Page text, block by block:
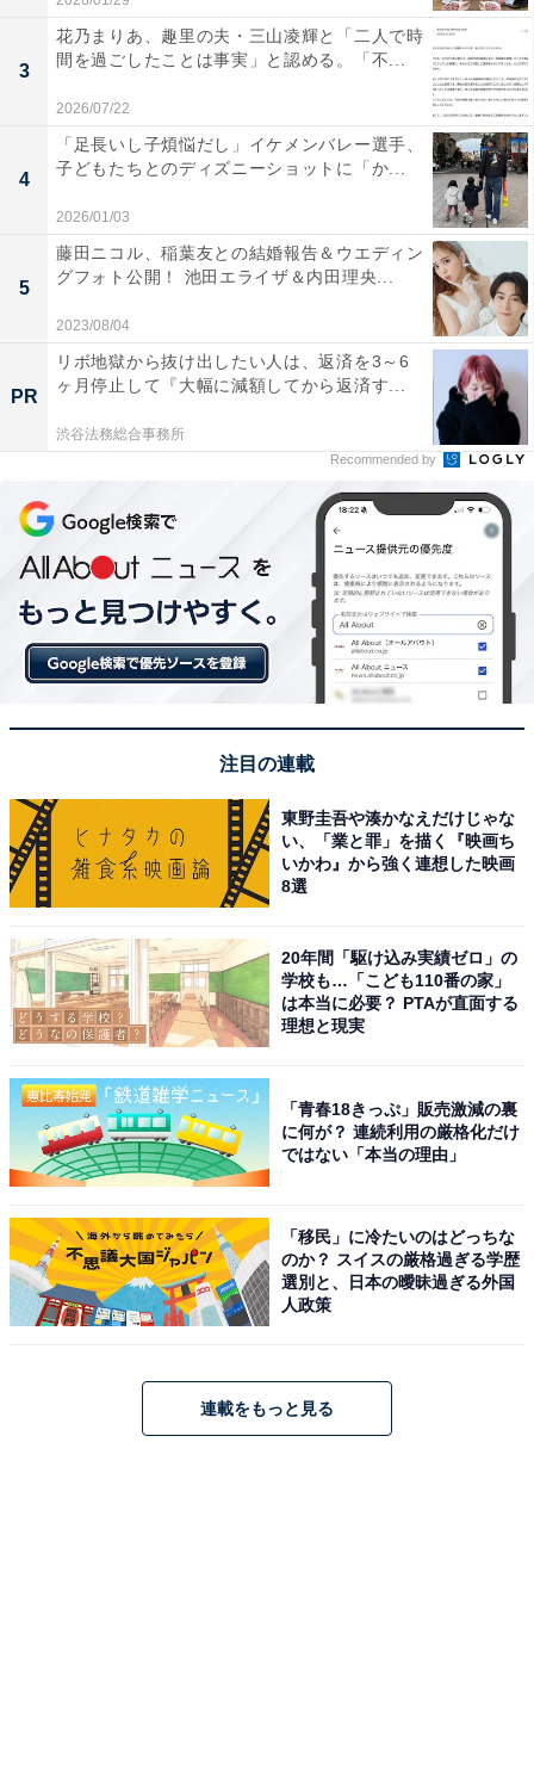
3
花乃まりあ、趣里の夫・三山凌輝と「二人で時
間を過ごしたことは事実」と認める。「不...
2026/07/22
4
「足長いし子煩悩だし」イケメンバレー選手、
子どもたちとのディズニーショットに「か...
2026/01/03
5
藤田ニコル、稲葉友との結婚報告＆ウエディン
グフォト公開！ 池田エライザ＆内田理央...
2023/08/04
PR
リボ地獄から抜け出したい人は、返済を3～6
ヶ月停止して『大幅に減額してから返済す...
渋谷法務総合事務所
Recommended by
注目の連載
東野圭吾や湊かなえだけじゃな
い、「業と罪」を描く『映画ち
いかわ』から強く連想した映画
8選
20年間「駆け込み実績ゼロ」の
学校も…「こども110番の家」
は本当に必要？ PTAが直面する
理想と現実
「青春18きっぷ」販売激減の裏
に何が？ 連続利用の厳格化だけ
ではない「本当の理由」
「移民」に冷たいのはどっちな
のか？ スイスの厳格過ぎる学歴
選別と、日本の曖昧過ぎる外国
人政策
連載をもっと見る